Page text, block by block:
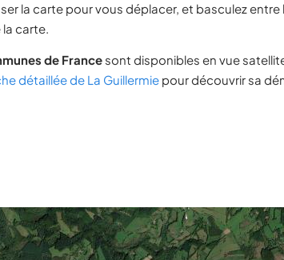
la carte pour vous déplacer, et basculez entre
carte.
de France sont disponibles en vue
détaillée de La Guillermie pour découvrir sa